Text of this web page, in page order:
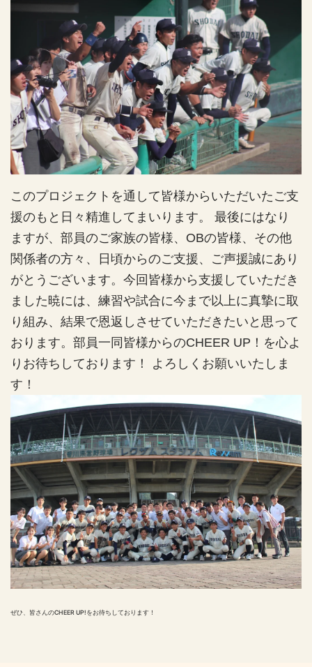
このプロジェクトを通して皆様からいただいたご支
援のもと日々精進してまいります。 最後にはなり
ますが、部員のご家族の皆様、OBの皆様、その他
関係者の方々、日頃からのご支援、ご声援誠にあり
がとうございます。今回皆様から支援していただき
ました暁には、練習や試合に今まで以上に真摯に取
り組み、結果で恩返しさせていただきたいと思って
おります。部員一同皆様からのCHEER UP！を心よ
りお待ちしております！ よろしくお願いいたしま
す！
ぜひ、皆さんのCHEER UP!をお待ちしております！